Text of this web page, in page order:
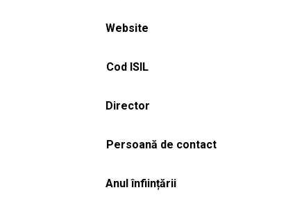
Website
Cod ISIL
Director
Persoană de contact
Anul înființării